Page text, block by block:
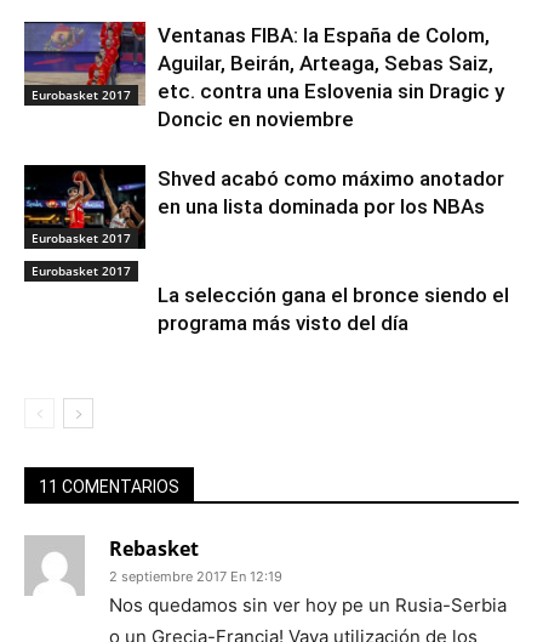
Eurobasket 2017
Ventanas FIBA: la España de Colom,
Aguilar, Beirán, Arteaga, Sebas Saiz,
etc. contra una Eslovenia sin Dragic y
Doncic en noviembre
Eurobasket 2017
Shved acabó como máximo anotador
en una lista dominada por los NBAs
Eurobasket 2017
La selección gana el bronce siendo el
programa más visto del día
11 COMENTARIOS
Rebasket
2 septiembre 2017 En 12:19
Nos quedamos sin ver hoy pe un Rusia-Serbia
o un Grecia-Francia! Vaya utilización de los